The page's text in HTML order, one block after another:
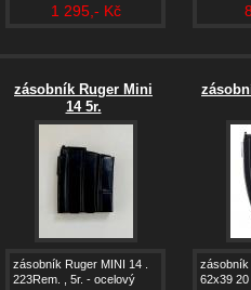
1 295,- Kč
zásobník Ruger Mini
14 5r.
zásobník Ruger MINI 14 .
223Rem. , 5r. - ocelový
zásobník
62x39 20